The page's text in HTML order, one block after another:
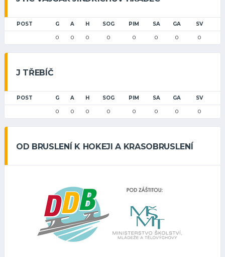
POST G A H SOG PIM SA GA SV
0 0 0 0 0 0 0 0
J TŘEBÍČ
POST G A H SOG PIM SA GA SV
0 0 0 0 0 0 0 0
OD BRUSLENÍ K HOKEJI A KRASOBRUSLENÍ